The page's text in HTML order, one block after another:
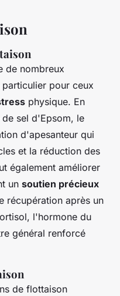
de nombreux
particulier pour ceux
physique. En
sel d'Epsom, le
d'apesanteur qui
et la réduction des
également améliorer
un soutien précieux
récupération après un
l'hormone du
général renforcé
de flottaison